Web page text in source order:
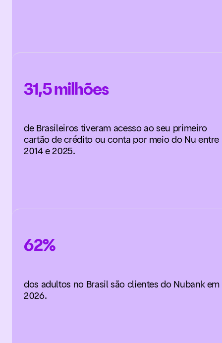
31,5 milhões
de Brasileiros tiveram acesso ao seu primeiro
cartão de crédito ou conta por meio do Nu entre
2014 e 2025.
62%
dos adultos no Brasil são clientes do Nubank em
2026.